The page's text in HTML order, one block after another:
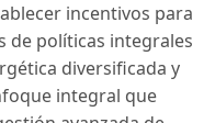
incentivos para
de políticas integrales
diversificada y
integral que